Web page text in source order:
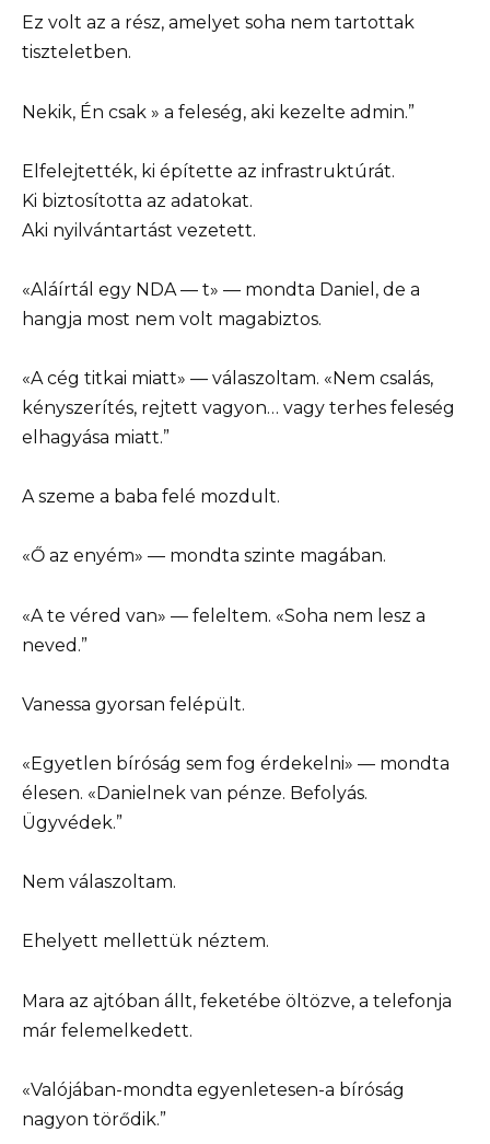
Ez volt az a rész, amelyet soha nem tartottak
tiszteletben.
Nekik, Én csak » a feleség, aki kezelte admin.”
Elfelejtették, ki építette az infrastruktúrát.
Ki biztosította az adatokat.
Aki nyilvántartást vezetett.
«Aláírtál egy NDA — t» — mondta Daniel, de a
hangja most nem volt magabiztos.
«A cég titkai miatt» — válaszoltam. «Nem csalás,
kényszerítés, rejtett vagyon… vagy terhes feleség
elhagyása miatt.”
A szeme a baba felé mozdult.
«Ő az enyém» — mondta szinte magában.
«A te véred van» — feleltem. «Soha nem lesz a
neved.”
Vanessa gyorsan felépült.
«Egyetlen bíróság sem fog érdekelni» — mondta
élesen. «Danielnek van pénze. Befolyás.
Ügyvédek.”
Nem válaszoltam.
Ehelyett mellettük néztem.
Mara az ajtóban állt, feketébe öltözve, a telefonja
már felemelkedett.
«Valójában-mondta egyenletesen-a bíróság
nagyon törődik.”